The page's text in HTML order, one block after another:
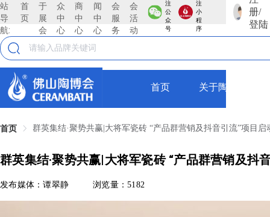
站
导
航:
首
页
于
展
会
众
中
心
商
中
心
闻
中
心
会
服
务
会
活
动
注
公
众
号
注
小
程
序
册/
登陆
首页 关于陶博会
首页 群英集结·聚势共赢|大将军瓷砖 “产品群营销及抖音引流”项目
群英集结·聚势共赢|大将军瓷砖 “产品群营销及抖
发布媒体：谭翠静 浏览量：5182